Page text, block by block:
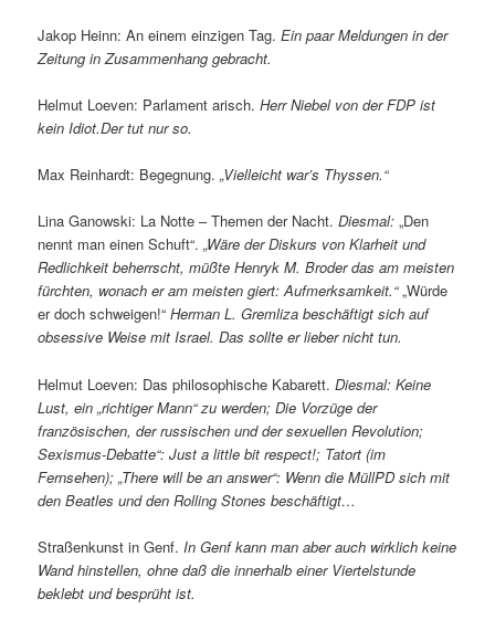
Jakop Heinn: An einem einzigen Tag.Ein paar Meldungen in der
Zeitung in Zusammenhang gebracht.
Helmut Loeven: Parlament arisch.Herr Niebel von der FDP ist
kein Idiot.Der tut nur so.
Max Reinhardt: Begegnung.„Vielleicht war’s Thyssen.“
Lina Ganowski: La Notte – Themen der Nacht.Diesmal: „Den
nennt man einen Schuft“.„Wäre der Diskurs von Klarheit und
Redlichkeit beherrscht, müßte Henryk M. Broder das am meisten
fürchten, wonach er am meisten giert: Aufmerksamkeit.“„Würde
er doch schweigen!“Herman L. Gremliza beschäftigt sich auf
obsessive Weise mit Israel. Das sollte er lieber nicht tun.
Helmut Loeven: Das philosophische Kabarett.Diesmal: Keine
Lust, ein „richtiger Mann“ zu werden; Die Vorzüge der
französischen, der russischen und der sexuellen Revolution;
Sexismus-Debatte“: Just a little bit respect!; Tatort (im
Fernsehen); „There will be an answer“: Wenn die MüllPD sich mit
den Beatles und den Rolling Stones beschäftigt…
Straßenkunst in Genf. In Genf kann man aber auch wirklich keine
Wand hinstellen, ohne daß die innerhalb einer Viertelstunde
beklebt und besprüht ist.